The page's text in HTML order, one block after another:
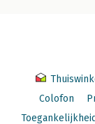
Colofon